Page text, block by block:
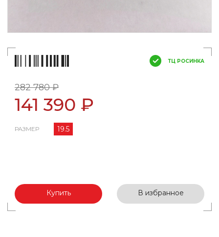
ТЦ РОСИНКА
282 780 ₽
141 390 ₽
РАЗМЕР 19.5
Купить В избранное